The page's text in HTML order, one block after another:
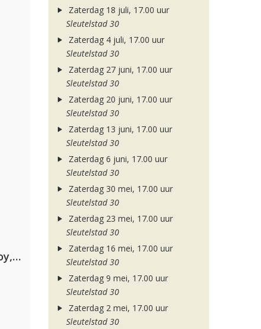
Coldplay ft. Little Simz, Burna Boy, Elyanna & Tini
Zaterdag 18 juli, 17.00 uur
Sleutelstad 30
Zaterdag 4 juli, 17.00 uur
Sleutelstad 30
Zaterdag 27 juni, 17.00 uur
Sleutelstad 30
Zaterdag 20 juni, 17.00 uur
Sleutelstad 30
Zaterdag 13 juni, 17.00 uur
Sleutelstad 30
Zaterdag 6 juni, 17.00 uur
Sleutelstad 30
Zaterdag 30 mei, 17.00 uur
Sleutelstad 30
Zaterdag 23 mei, 17.00 uur
Sleutelstad 30
Zaterdag 16 mei, 17.00 uur
Sleutelstad 30
Zaterdag 9 mei, 17.00 uur
Sleutelstad 30
Zaterdag 2 mei, 17.00 uur
Sleutelstad 30